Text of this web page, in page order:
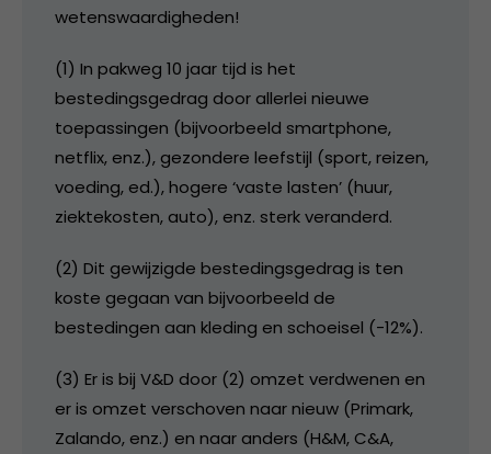
wetenswaardigheden!
(1) In pakweg 10 jaar tijd is het
bestedingsgedrag door allerlei nieuwe
toepassingen (bijvoorbeeld smartphone,
netflix, enz.), gezondere leefstijl (sport, reizen,
voeding, ed.), hogere ‘vaste lasten’ (huur,
ziektekosten, auto), enz. sterk veranderd.
(2) Dit gewijzigde bestedingsgedrag is ten
koste gegaan van bijvoorbeeld de
bestedingen aan kleding en schoeisel (-12%).
(3) Er is bij V&D door (2) omzet verdwenen en
er is omzet verschoven naar nieuw (Primark,
Zalando, enz.) en naar anders (H&M, C&A,